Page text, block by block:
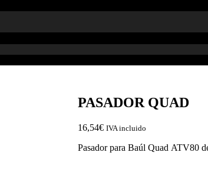
PASADOR QUAD
16,54€ IVA incluido
Pasador para Baúl Quad ATV80